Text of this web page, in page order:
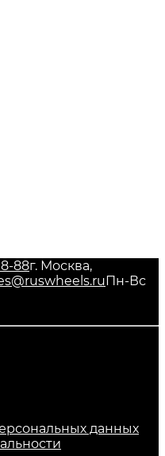
88г. Москва,
Пн-Вс
данных